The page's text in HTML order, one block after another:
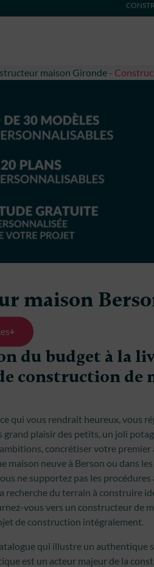
maison Gironde -
maison
du budget à la
construction de
qui vous rendrait heureux, vous
plaisir des petits, un joli
concrétiser votre
maison neuve à Berson ou dans
ne supportez pas les
recherche du terrain à construire
vous vers un constructeur de
de construction intégralement.
qui illustre un
est un acteur majeur de la